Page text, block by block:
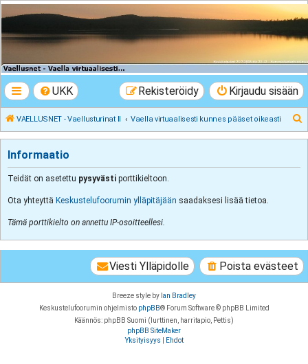
VAELLUSNET -
Vaellusturinat II
UKK Kirjaudu sisään
Rekisteröidy
VAELLUSNET - Vaellusturinat II Vaella virtuaalisesti kunnes pääset oikeasti
Informaatio
Teidät on asetettu pysyvästi porttikieltoon.
Ota yhteyttä Keskustelufoorumin ylläpitäjään saadaksesi lisää tietoa.
Tämä porttikielto on annettu IP-osoitteellesi.
Poista evästeet
Viesti Ylläpidolle
Breeze style by Ian Bradley
Keskustelufoorumin ohjelmisto phpBB® Forum Software © phpBB Limited
Käännös: phpBB Suomi (lurttinen, harritapio, Pettis)
phpBB SiteMaker
Yksityisyys
Ehdot